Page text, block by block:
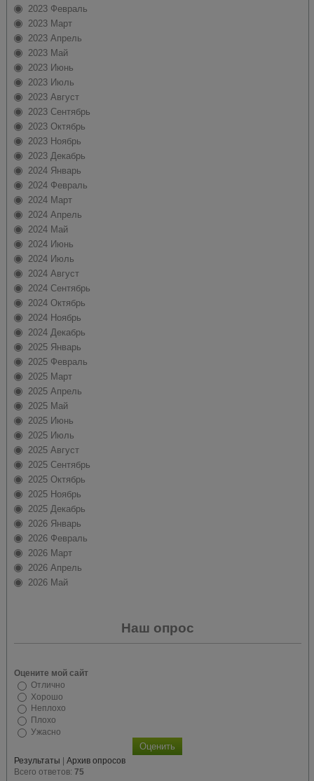
2023 Февраль
2023 Март
2023 Апрель
2023 Май
2023 Июнь
2023 Июль
2023 Август
2023 Сентябрь
2023 Октябрь
2023 Ноябрь
2023 Декабрь
2024 Январь
2024 Февраль
2024 Март
2024 Апрель
2024 Май
2024 Июнь
2024 Июль
2024 Август
2024 Сентябрь
2024 Октябрь
2024 Ноябрь
2024 Декабрь
2025 Январь
2025 Февраль
2025 Март
2025 Апрель
2025 Май
2025 Июнь
2025 Июль
2025 Август
2025 Сентябрь
2025 Октябрь
2025 Ноябрь
2025 Декабрь
2026 Январь
2026 Февраль
2026 Март
2026 Апрель
2026 Май
Наш опрос
Оцените мой сайт
Отлично
Хорошо
Неплохо
Плохо
Ужасно
Результаты | Архив опросов
Всего ответов: 75